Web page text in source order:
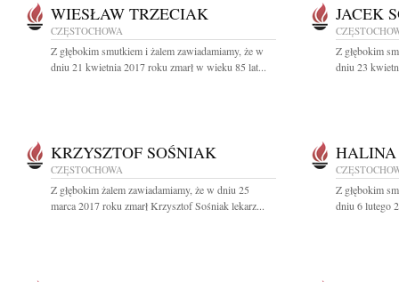
WIESŁAW TRZECIAK
CZĘSTOCHOWA
Z głębokim smutkiem i żalem zawiadamiamy, że w
dniu 21 kwietnia 2017 roku zmarł w wieku 85 lat...
JACEK
Z głębokim
dniu 23
KRZYSZTOF SOŚNIAK
CZĘSTOCHOWA
Z głębokim żalem zawiadamiamy, że w dniu 25
marca 2017 roku zmarł Krzysztof Sośniak lekarz...
HALINA
Z głębokim
dniu 6 lutego